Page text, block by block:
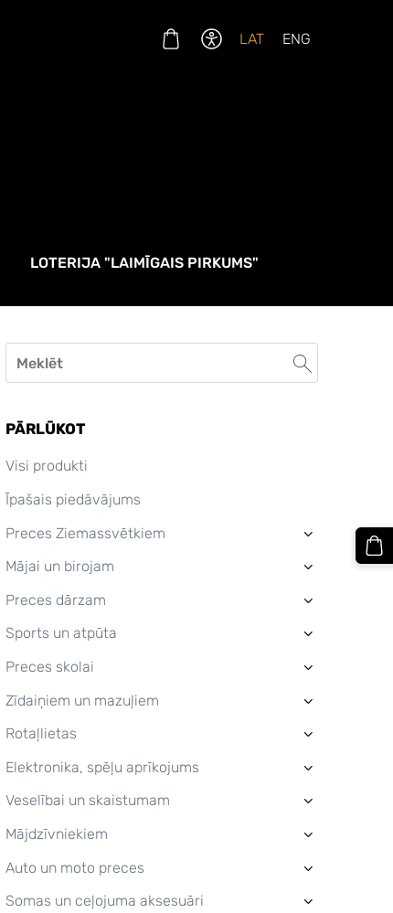
LOTERIJA "LAIMĪGAIS PIRKUMS"
LAT ENG
PĀRLŪKOT
Visi produkti
Īpašais piedāvājums
Preces Ziemassvētkiem
›
Mājai un birojam ›
Preces dārzam ›
Sports un atpūta ›
Preces skolai ›
Zīdaiņiem un mazuļiem ›
Rotaļlietas ›
Elektronika, spēļu aprīkojums ›
Veselībai un skaistumam ›
Mājdzīvniekiem ›
Auto un moto preces ›
Somas un ceļojuma aksesuāri ›